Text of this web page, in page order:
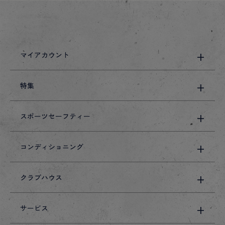
マイアカウント
特集
スポーツセーフティー
コンディショニング
クラブハウス
サービス